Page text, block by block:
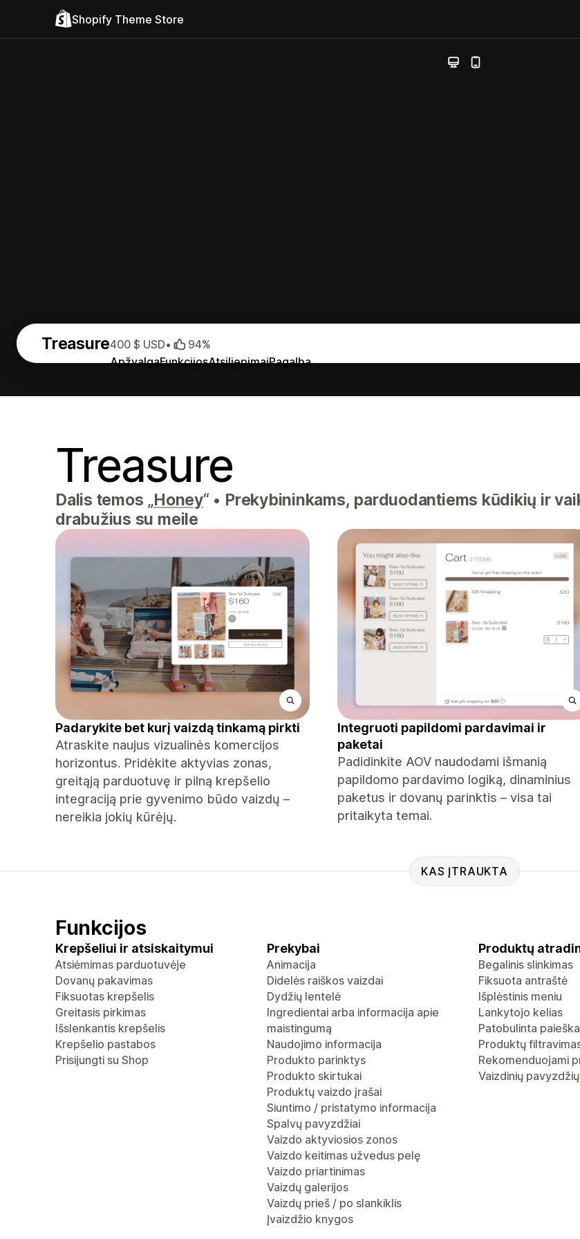
Shopify Theme Store
Treasure
ApžvalgaFunkcijosAtsiliepimaiPagalba
400 $ USD• 94%
Treasure
Dalis temos „Honey“ • Prekybininkams, parduodantiems kūdikių ir
drabužius su meile
Padarykite bet kurį vaizdą tinkamą pirkti
Atraskite naujus vizualinės komercijos
horizontus. Pridėkite aktyvias zonas,
greitąją parduotuvę ir pilną krepšelio
integraciją prie gyvenimo būdo vaizdų –
nereikia jokių kūrėjų.
Integruoti papildomi pardavimai ir
paketai
Padidinkite AOV naudodami išmanią
papildomo pardavimo logiką, dinaminius
paketus ir dovanų parinktis – visa tai
pritaikyta temai.
KAS ĮTRAUKTA
Funkcijos
Krepšeliui ir atsiskaitymui
Atsiėmimas parduotuvėje
Dovanų pakavimas
Fiksuotas krepšelis
Greitasis pirkimas
Išslenkantis krepšelis
Krepšelio pastabos
Prisijungti su Shop
Prekybai
Animacija
Didelės raiškos vaizdai
Dydžių lentelė
Ingredientai arba informacija apie
maistingumą
Naudojimo informacija
Produkto parinktys
Produkto skirtukai
Produktų vaizdo įrašai
Siuntimo / pristatymo informacija
Spalvų pavyzdžiai
Vaizdo aktyviosios zonos
Vaizdo keitimas užvedus pelę
Vaizdo priartinimas
Vaizdų galerijos
Vaizdų prieš / po slankiklis
Įvaizdžio knygos
Produktų
Begalinis slinkimas
Fiksuota antraštė
Išplėstinis meniu
Lankytojo kelias
Patobulinta paieška
Produktų
Rekomenduojami
Vaizdinių